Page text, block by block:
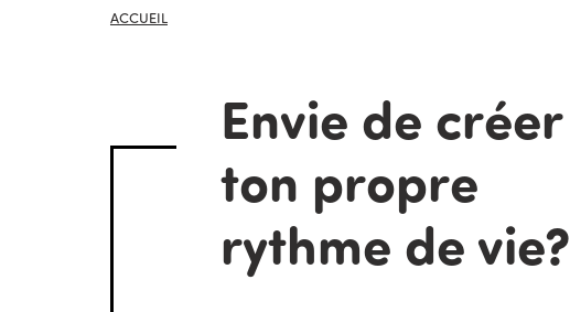
ACCUEIL
Envie de créer
ton propre
rythme de vie?